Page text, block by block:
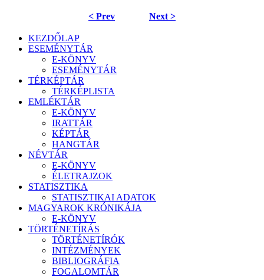
< Prev Next >
KEZDŐLAP
ESEMÉNYTÁR
E-KÖNYV
ESEMÉNYTÁR
TÉRKÉPTÁR
TÉRKÉPLISTA
EMLÉKTÁR
E-KÖNYV
IRATTÁR
KÉPTÁR
HANGTÁR
NÉVTÁR
E-KÖNYV
ÉLETRAJZOK
STATISZTIKA
STATISZTIKAI ADATOK
MAGYAROK KRÓNIKÁJA
E-KÖNYV
TÖRTÉNETÍRÁS
TÖRTÉNETÍRÓK
INTÉZMÉNYEK
BIBLIOGRÁFIA
FOGALOMTÁR